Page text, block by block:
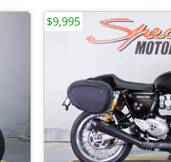
$9,995